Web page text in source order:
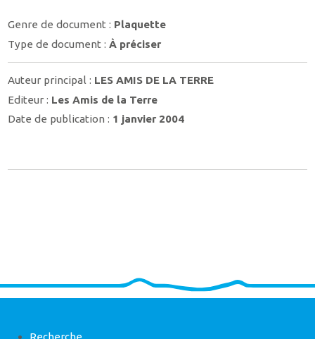
Genre de document : Plaquette
Type de document :À préciser
Auteur principal : LES AMIS DE LA TERRE
Editeur : Les Amis de la Terre
Date de publication : 1 janvier 2004